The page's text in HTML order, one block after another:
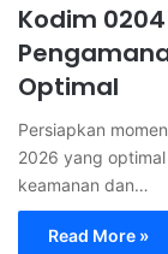
Kodim
Optimal
Persiapkan
2026 yang
keamanan dan…
Read More »